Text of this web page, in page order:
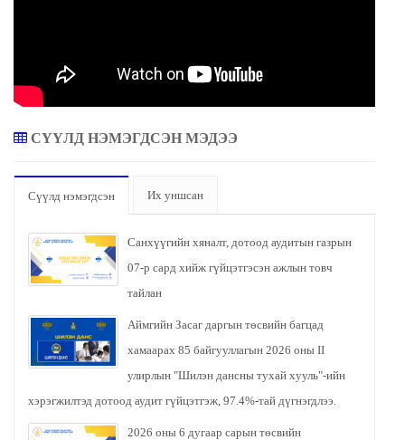
СҮҮЛД НЭМЭГДСЭН МЭДЭЭ
Сүүлд нэмэгдсэн Их уншсан
Санхүүгийн хяналт, дотоод аудитын газрын
07-р сард хийж гүйцэтгэсэн ажлын товч
тайлан
Аймгийн Засаг даргын төсвийн багцад
хамаарах 85 байгууллагын 2026 оны II
улирлын "Шилэн дансны тухай хууль"-ийн
хэрэгжилтэд дотоод аудит гүйцэтгэж, 97.4%-тай дүгнэгдлээ.
2026 оны 6 дугаар сарын төсвийн